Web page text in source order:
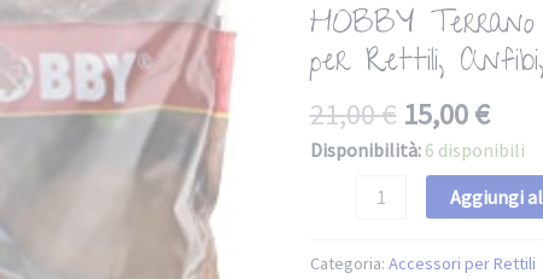
HOBBY
per Rettili,
21,00€ 15,00€
Disponibilità: 6 disponibili
Aggiungi
Categoria: Accessori per Rettili